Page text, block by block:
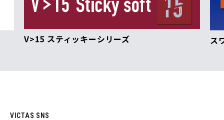
V>15 スティッキーシリーズ ス
VICTAS SNS